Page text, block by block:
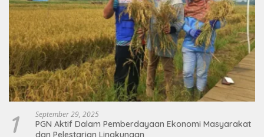
1 September 29, 2025
PGN Aktif Dalam Pemberdayaan Ekonomi Masyarakat
dan Pelestarian Lingkungan